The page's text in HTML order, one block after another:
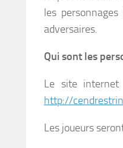
les
adversaires.
Qui sont les
Le site
http://
Les joueurs